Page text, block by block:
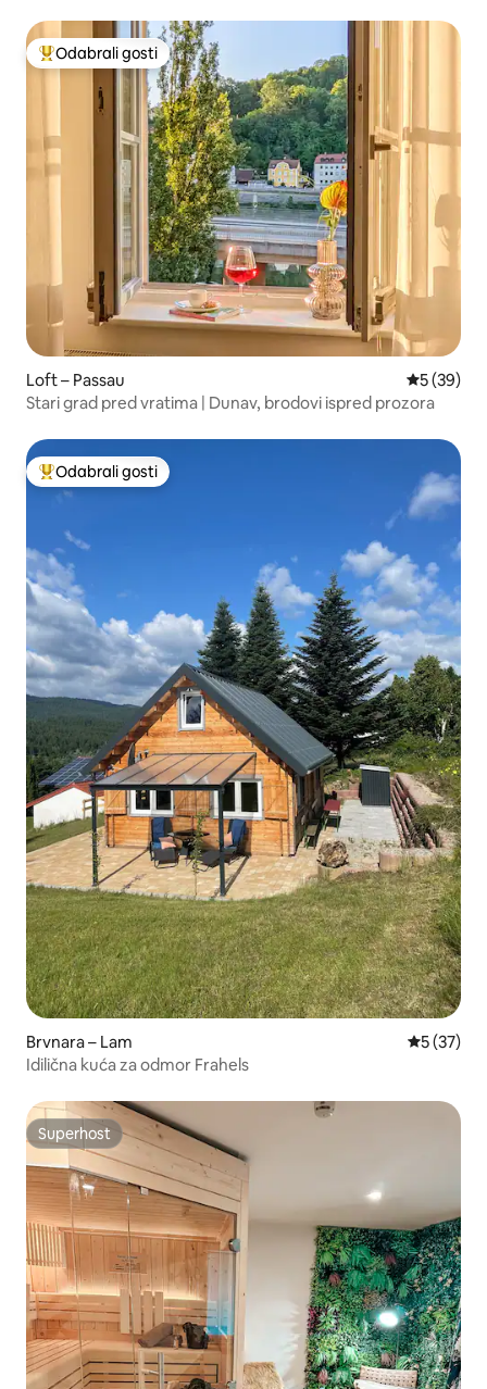
Među najviše rangiranima s oznakom „Odabrali gosti”
Odabrali gosti
Loft – Passau Prosječna
5 (39)
Stari grad pred vratima | Dunav, brodovi ispred prozora
Među najviše rangiranima s oznakom „Odabrali gosti”
Odabrali gosti
Brvnara – Lam Prosječna
5 (37)
Idilična kuća za odmor Frahels
Superhost
Superhost